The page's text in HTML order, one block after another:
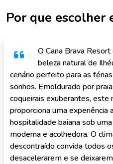
Por que escolher
O Cana Brava
beleza natural de
cenário perfeito para as
sonhos. Emoldurado por
coqueirais exuberantes, este
proporciona uma experiência
hospitalidade baiana sob
moderna e acolhedora. O
descontraído convida todos
desacelerarem e se